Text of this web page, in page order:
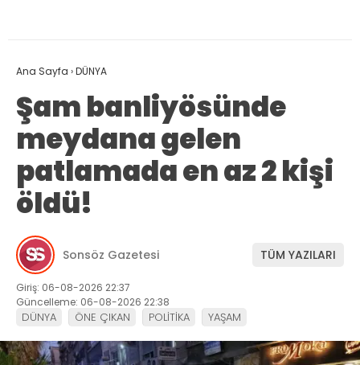
Ana Sayfa ›DÜNYA
Şam banliyösünde
meydana gelen
patlamada en az 2 kişi
öldü!
Sonsöz Gazetesi TÜM YAZILARI
Giriş: 06-08-2026 22:37
Güncelleme: 06-08-2026 22:38
DÜNYA ÖNE ÇIKAN POLİTİKA YAŞAM